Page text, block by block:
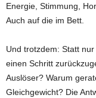
Energie, Stimmung,
Auch auf die im Bett.
Und trotzdem: Statt
einen Schritt
Auslöser? Warum
Gleichgewicht? Die